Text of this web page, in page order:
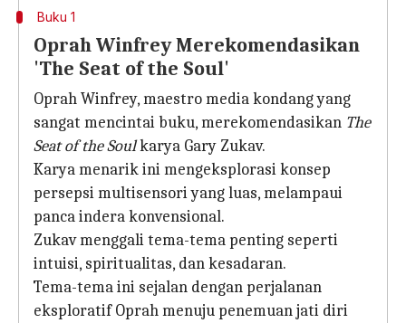
Buku 1
Oprah Winfrey Merekomendasikan
'The Seat of the Soul'
Oprah Winfrey, maestro media kondang yang
sangat mencintai buku, merekomendasikan The
Seat of the Soulkarya Gary Zukav.
Karya menarik ini mengeksplorasi konsep
persepsi multisensori yang luas, melampaui
panca indera konvensional.
Zukav menggali tema-tema penting seperti
intuisi, spiritualitas, dan kesadaran.
Tema-tema ini sejalan dengan perjalanan
eksploratif Oprah menuju penemuan jati diri